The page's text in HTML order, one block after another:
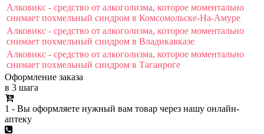
Алковикс - средство от алкоголизма, которое моментально
снимает похмельный синдром в Комсомольске-На-Амуре
Алковикс - средство от алкоголизма, которое моментально
снимает похмельный синдром в Владикавказе
Алковикс - средство от алкоголизма, которое моментально
снимает похмельный синдром в Таганроге
Оформление заказа
в 3 шага
1 - Вы оформляете нужный вам товар через нашу онлайн-
аптеку